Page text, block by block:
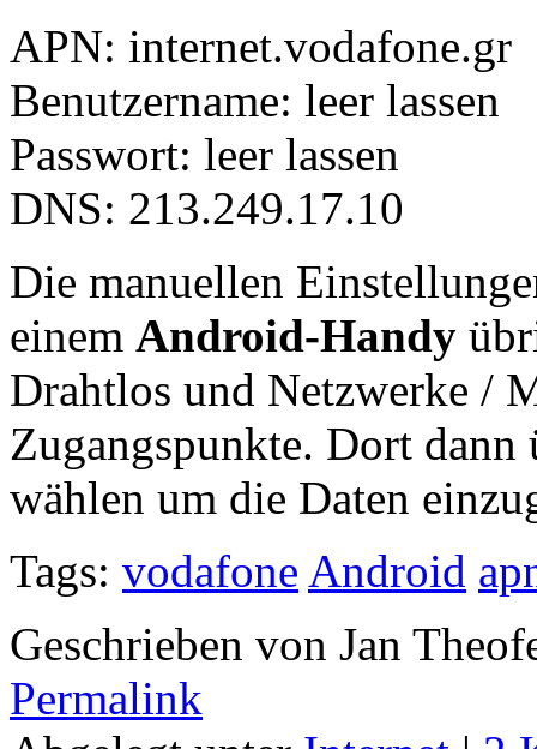
APN: internet.vodafone.gr
Benutzername: leer lassen
Passwort: leer lassen
DNS: 213.249.17.10
Die manuellen
einem Android-Handy
Drahtlos und Netzwerke /
Zugangspunkte. Dort
wählen um die Daten
Tags: vodafone Android
Geschrieben von Jan
Permalink